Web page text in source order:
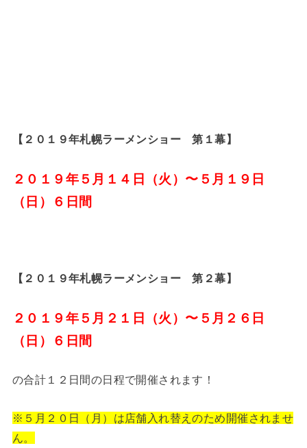
【２０１９年札幌ラーメンショー 第１幕】
２０１９年５月１４ 日（火）〜５月１９日
（日）６日間
【２０１９年札幌ラーメンショー 第２幕】
２０１９年５月２１日（火）〜５月２６日
（日）６日間
の合計１２日間の日程で開催されます！
※５月２０日（月）は店舗入れ替えのため開催されませ
ん。